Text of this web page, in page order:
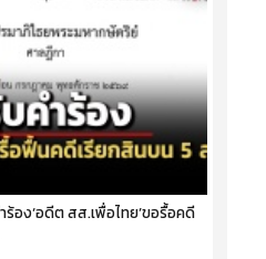
อง‘อดีต สส.เพื่อไทย’ขอรื้อคดี